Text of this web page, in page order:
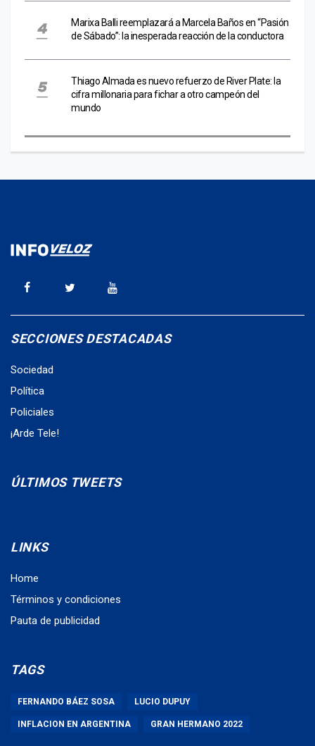
Marixa Balli reemplazará a Marcela Baños en “Pasión
de Sábado”: la inesperada reacción de la conductora
Thiago Almada es nuevo refuerzo de River Plate: la
cifra millonaria para fichar a otro campeón del
mundo
SECCIONES DESTACADAS
Sociedad
Política
Policiales
¡Arde Tele!
ÚLTIMOS TWEETS
LINKS
Home
Términos y condiciones
Pauta de publicidad
TAGS
FERNANDO BÁEZ SOSA LUCIO DUPUY
INFLACION EN ARGENTINA GRAN HERMANO 2022